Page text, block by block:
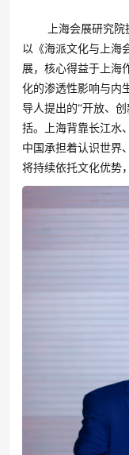
上海会展研究
以《海派文化与上海
展，核心得益于上海
化的渗透性影响与内
导人提出的“开放、
括。上海背靠长江水
中国承担着认识世界
将持续依托文化优势